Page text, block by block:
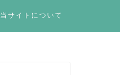
当サイトについて